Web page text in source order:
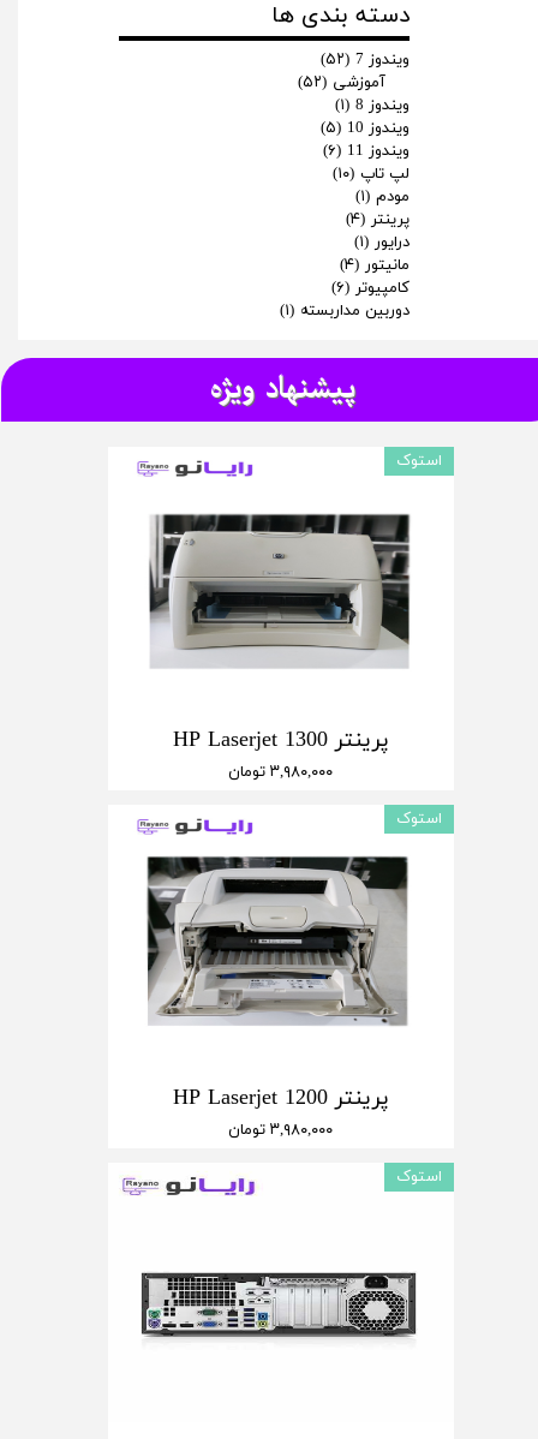
دسته بندی ها
ویندوز 7
(۵۲)
آموزشی (۵۲)
ویندوز 8
(۱)
ویندوز 10
(۵)
ویندوز 11
(۶)
لپ تاپ (۱۰)
مودم (۱)
پرینتر (۴)
درایور (۱)
مانیتور (۴)
کامپیوتر (۶)
دوربین مداربسته (۱)
پرینتر HP Laserjet 1300
۳,۹۸۰,۰۰۰ تومان
استوک
پرینتر HP Laserjet 1200
۳,۹۸۰,۰۰۰ تومان
استوک
استوک
پیشنهاد ویژه